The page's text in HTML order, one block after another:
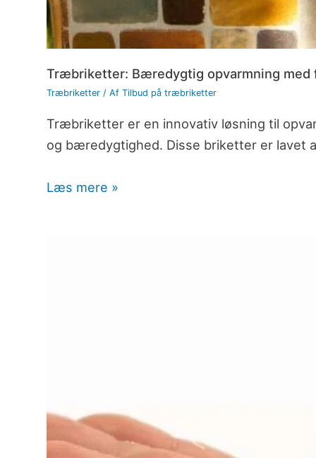
Træbriketter: Bæredygtig opvarmning med
Træbriketter/ Af Tilbud på træbriketter
Træbriketter er en innovativ løsning til
og bæredygtighed. Disse briketter er lavet
Læs mere »